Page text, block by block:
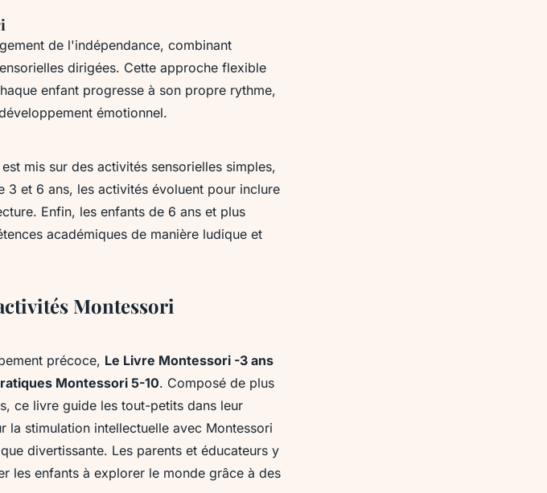
de l'indépendance, combinant
dirigées. Cette approche flexible
enfant progresse à son propre rythme,
émotionnel.
mis sur des activités sensorielles simples,
3 et 6 ans, les activités évoluent pour inclure
Enfin, les enfants de 6 ans et plus
académiques de manière ludique et
Montessori
précoce, Le Livre Montessori -3 ans
Montessori 5-10. Composé de plus
ce livre guide les tout-petits dans leur
la stimulation intellectuelle avec Montessori
divertissante. Les parents et éducateurs y
les enfants à explorer le monde grâce à des